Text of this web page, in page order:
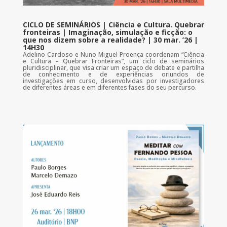
CICLO DE SEMINÁRIOS | Ciência e Cultura. Quebrar
fronteiras | Imaginação, simulação e ficção: o
que nos dizem sobre a realidade? | 30 mar. ’26 |
14H30
Adelino Cardoso e Nuno Miguel Proença coordenam “Ciência
e Cultura – Quebrar Fronteiras”, um ciclo de seminários
pluridisciplinar, que visa criar um espaço de debate e partilha
de conhecimento e de experiências oriundos de
investigações em curso, desenvolvidas por investigadores
de diferentes áreas e em diferentes fases do seu percurso.